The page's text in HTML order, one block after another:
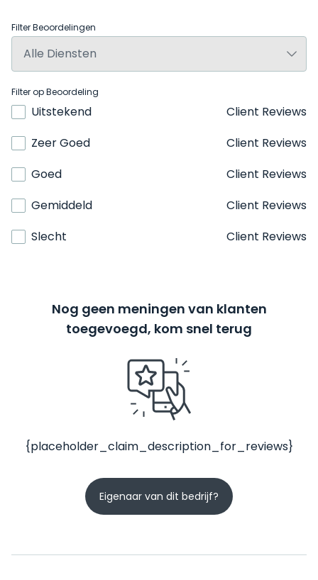
Filter Beoordelingen
Filter op Beoordeling
Uitstekend
Client Reviews
Zeer Goed
Client Reviews
Goed
Client Reviews
Gemiddeld
Client Reviews
Slecht
Client Reviews
Nog geen meningen van klanten
toegevoegd, kom snel terug
{placeholder_claim_description_for_reviews}
Eigenaar van dit bedrijf?